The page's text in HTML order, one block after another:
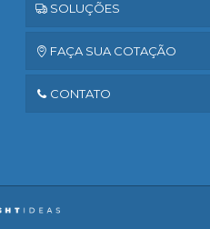
SOLUÇÕES
FAÇA SUA COTAÇÃO
CONTATO